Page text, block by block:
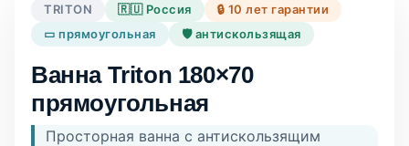
TRITON 🇷🇺 Россия
🔒 10 лет гарантии
▭ прямоугольная
🛡️ антискользящая
Ванна Triton 180×70
прямоугольная
Просторная ванна с антискользящим